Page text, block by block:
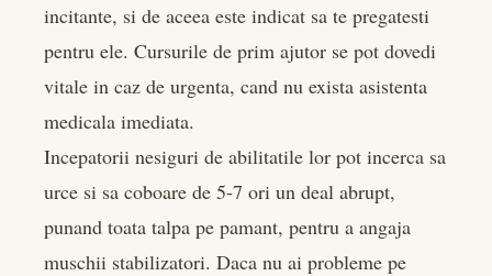
incitante, si de aceea este indicat sa te pregatesti
pentru ele. Cursurile de prim ajutor se pot dovedi
vitale in caz de urgenta, cand nu exista asistenta
medicala imediata.
Incepatorii nesiguri de abilitatile lor pot incerca sa
urce si sa coboare de 5-7 ori un deal abrupt,
punand toata talpa pe pamant, pentru a angaja
muschii stabilizatori. Daca nu ai probleme pe